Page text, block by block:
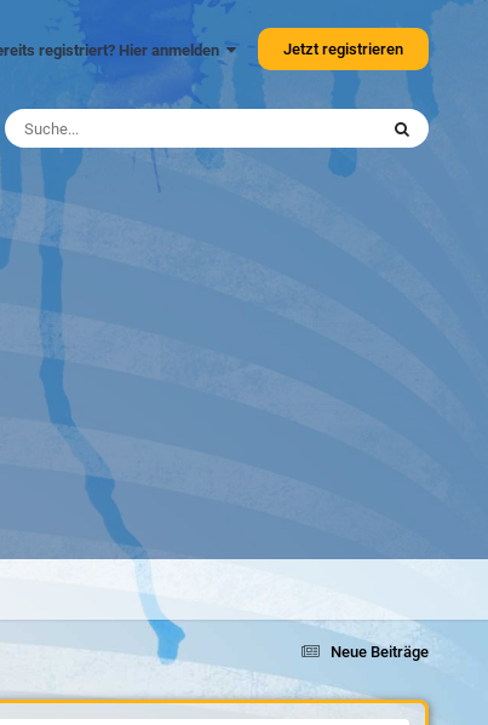
registriert? Hier anmelden Jetzt registrieren
Neue Beiträge